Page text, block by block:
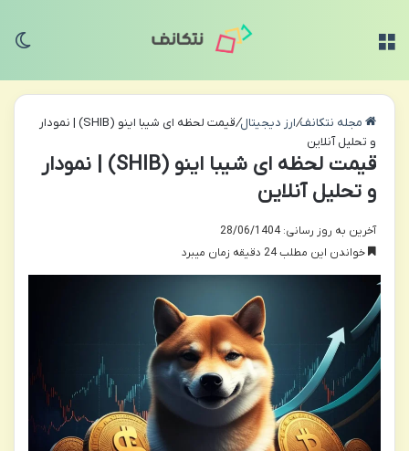
مجله نتکانف/ارز دیجیتال/
قیمت لحظه ای شیبا اینو (SHIB) | نمودار
و تحلیل آنلاین
قیمت لحظه ای شیبا اینو (SHIB) | نمودار
و تحلیل آنلاین
آخرین به روز رسانی: 28/06/1404
خواندن این مطلب 24 دقیقه زمان میبرد